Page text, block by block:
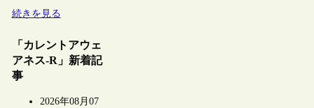
続きを見る
「カレントアウェ
アネス-R」新着記
事
2026年08月07